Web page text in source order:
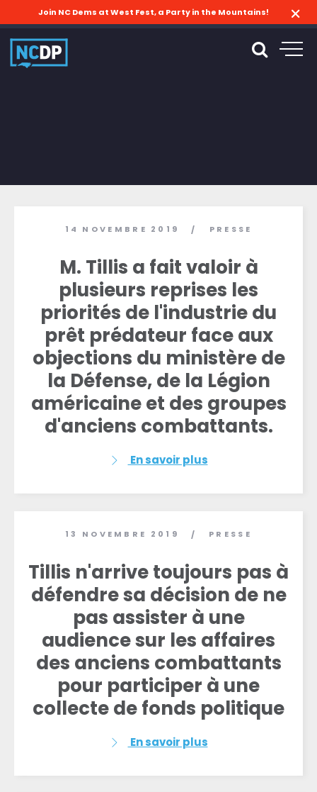
Join NC Dems at West Fest, a Party in the Mountains!
14 NOVEMBRE 2019 / PRESSE
M. Tillis a fait valoir à
plusieurs reprises les
priorités de l'industrie du
prêt prédateur face aux
objections du ministère de
la Défense, de la Légion
américaine et des groupes
d'anciens combattants.
En savoir plus
13 NOVEMBRE 2019 / PRESSE
Tillis n'arrive toujours pas à
défendre sa décision de ne
pas assister à une
audience sur les affaires
des anciens combattants
pour participer à une
collecte de fonds politique
En savoir plus